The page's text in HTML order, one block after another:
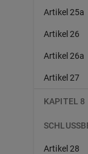
Artikel 25a
Artikel 26
Artikel 26a
Artikel 27
KAPITEL 8
Artikel 28